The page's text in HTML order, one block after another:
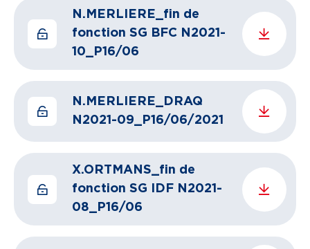
N.MERLIERE_fin de
fonction SG BFC N2021-
10_P16/06
N.MERLIERE_DRAQ
N2021-09_P16/06/2021
X.ORTMANS_fin de
fonction SG IDF N2021-
08_P16/06